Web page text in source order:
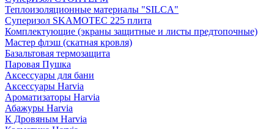
Теплоизоляционные материалы "SILCA"
Суперизол SKAMOTEC 225 плита
Комплектующие (экраны защитные и листы предтопочные)
Мастер флэш (скатная кровля)
Базальтовая термозащита
Паровая Пушка
Аксессуары для бани
Аксессуары Harvia
Ароматизаторы Harvia
Абажуры Harvia
К Дровяным Harvia